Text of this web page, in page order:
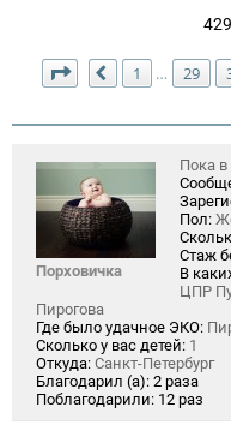
Страница 31 из123
Пред.
1 … 29
Порховичка
Пока
Пол:
Стаж
В
ЦПР
Пирогова
Где было удачное ЭКО:
Сколько у вас детей: 1
Откуда: Санкт-Петербург
Благодарил (а): 2 раза
Поблагодарили: 12 раз